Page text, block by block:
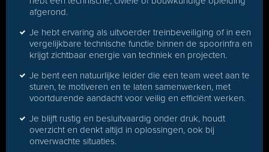
afgerond.
Je hebt ervaring als uitvoerder treinbeveiliging of in een
vergelijkbare technische functie binnen de spoorinfra en
krijgt zichtbaar energie van techniek en projecten.
Je bent een natuurlijke leider die een team weet aan te
sturen, te motiveren en te laten samenwerken, met
voortdurende aandacht voor veilig en efficiënt werken.
Je blijft rustig en besluitvaardig onder druk, houdt
overzicht en denkt altijd in oplossingen, ook bij
onverwachte situaties.